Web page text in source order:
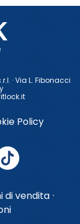
· Via L. Fibonacci
Policy
di vendita ·